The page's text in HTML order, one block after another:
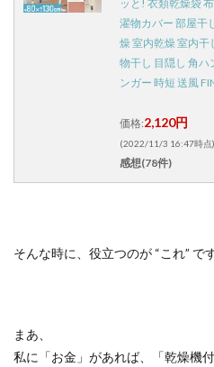
ッと! 衣類乾燥袋
濯物カバー 部屋干
燥 室内乾燥 室内干
物干し 目隠し 角ハ
ンガー 時短 送風
価格:2,120円
(2022/11/3 16:47時点)
感想(78件)
そんな時に、役立つのが “これ” で
まあ、
私に「お金」があれば、「乾燥機